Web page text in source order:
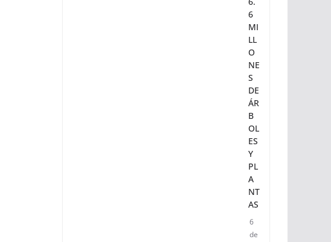
A
NT
AR
Á
N
6.
6
MI
LL
O
NE
S
DE
ÁR
B
OL
ES
Y